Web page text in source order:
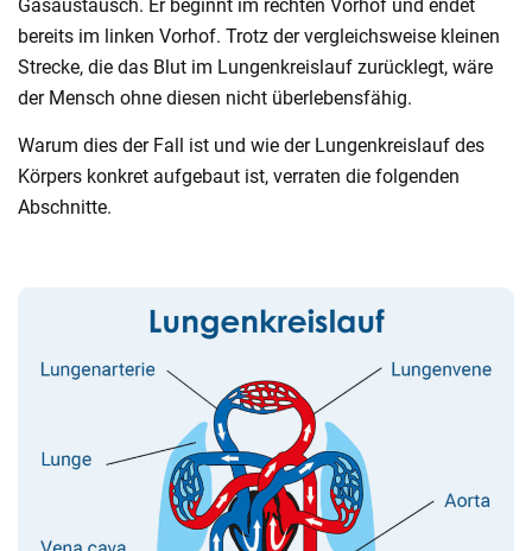
Gasaustausch. Er beginnt im rechten Vorhof und endet
bereits im linken Vorhof. Trotz der vergleichsweise kleinen
Strecke, die das Blut im Lungenkreislauf zurücklegt, wäre
der Mensch ohne diesen nicht überlebensfähig.
Warum dies der Fall ist und wie der Lungenkreislauf des
Körpers konkret aufgebaut ist, verraten die folgenden
Abschnitte.